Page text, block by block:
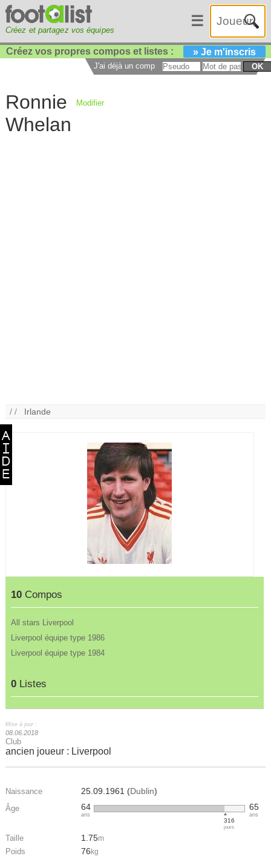
Créez et partagez vos équipes
☰
Créez vos propres compos et listes : » Je m'inscris
J'ai déjà un compte : OK
Ronnie
Whelan
Modifier
/ / Irlande
10 Compos
All stars Liverpool
Liverpool équipe type 1986
Liverpool équipe type 1984
0 Listes
Mise à jour :
08.06.2018
Club
ancien joueur : Liverpool
Naissance 25.09.1961 (Dublin)
Âge 64
ans
316
jours
65
ans
Taille 1.75m
Poids 76 kg